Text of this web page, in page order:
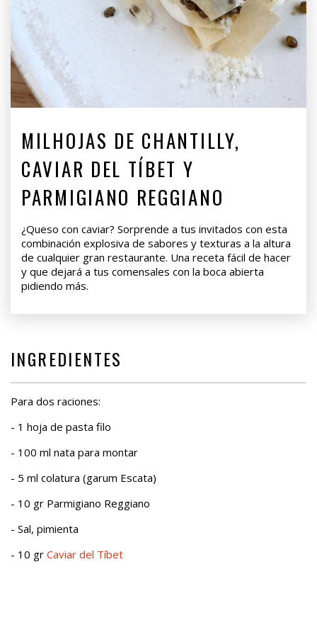
MILHOJAS DE CHANTILLY,
CAVIAR DEL TÍBET Y
PARMIGIANO REGGIANO
¿Queso con caviar? Sorprende a tus invitados con esta
combinación explosiva de sabores y texturas a la altura
de cualquier gran restaurante. Una receta fácil de hacer
y que dejará a tus comensales con la boca abierta
pidiendo más.
INGREDIENTES
Para dos raciones:
- 1 hoja de pasta filo
- 100 ml nata para montar
- 5 ml colatura (garum Escata)
- 10 gr Parmigiano Reggiano
- Sal, pimienta
- 10 gr Caviar del Tíbet